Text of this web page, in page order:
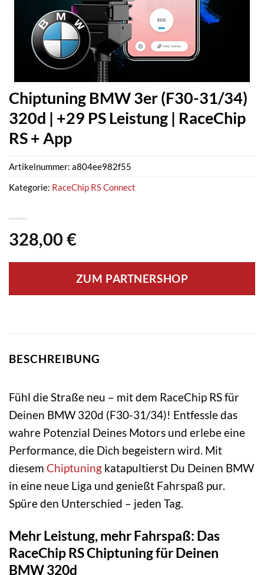
Chiptuning BMW 3er (F30-31/34)
320d | +29 PS Leistung | RaceChip
RS + App
328,00 €
ZUM PARTNERSHOP
Artikelnummer: a804ee982f55
Kategorie: RaceChip RS Connect
BESCHREIBUNG
Fühl die Straße neu – mit dem RaceChip RS für
Deinen BMW 320d (F30-31/34)! Entfessle das
wahre Potenzial Deines Motors und erlebe eine
Performance, die Dich begeistern wird. Mit
diesem Chiptuning katapultierst Du Deinen BMW
in eine neue Liga und genießt Fahrspaß pur.
Spüre den Unterschied – jeden Tag.
Mehr Leistung, mehr Fahrspaß: Das
RaceChip RS Chiptuning für Deinen
BMW 320d